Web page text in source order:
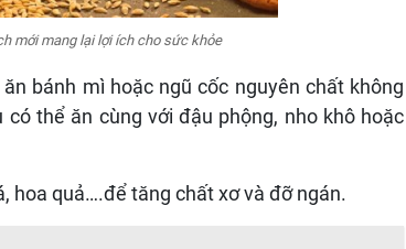
mới mang lại lợi ích cho sức khỏe
bánh mì hoặc ngũ cốc nguyên chất không
thể ăn cùng với đậu phộng, nho khô hoặc
hoa quả….để tăng chất xơ và đỡ ngán.